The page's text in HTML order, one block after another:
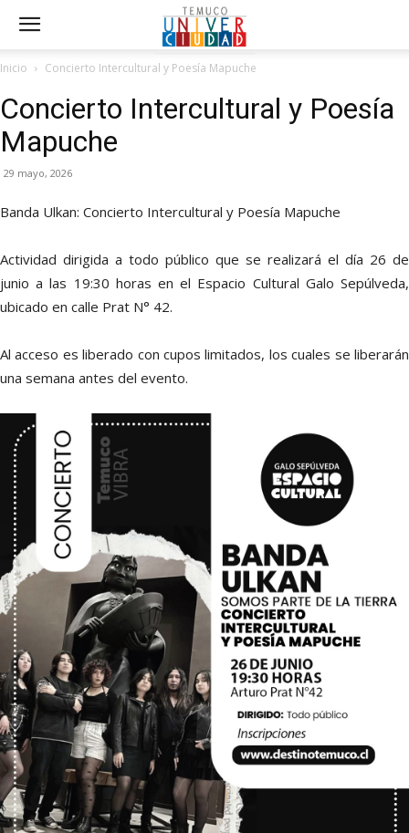
Inicio Concierto Intercultural y Poesía Mapuche
Concierto Intercultural y Poesía
Mapuche
29 mayo, 2026
Banda Ulkan: Concierto Intercultural y Poesía Mapuche
Actividad dirigida a todo público que se realizará el día 26 de
junio a las 19:30 horas en el Espacio Cultural Galo Sepúlveda,
ubicado en calle Prat N° 42.
Al acceso es liberado con cupos limitados, los cuales se liberarán
una semana antes del evento.